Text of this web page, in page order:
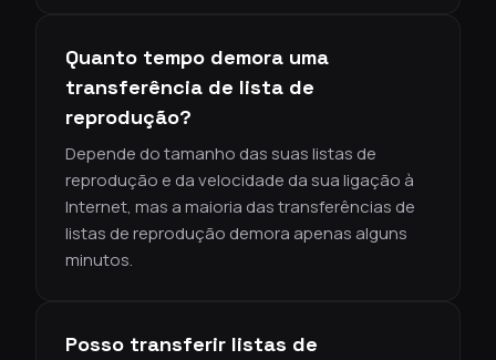
Quanto tempo demora uma
transferência de lista de
reprodução?
Depende do tamanho das suas listas de
reprodução e da velocidade da sua ligação à
Internet, mas a maioria das transferências de
listas de reprodução demora apenas alguns
minutos.
Posso transferir listas de